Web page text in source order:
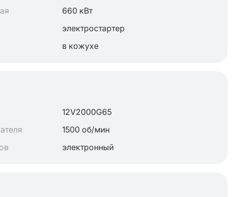
660 кВт
электростартер
в кожухе
12V2000G65
1500 об/мин
электронный